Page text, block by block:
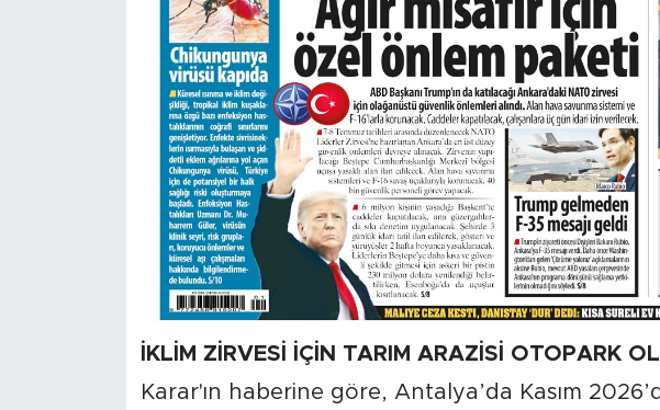
İKLİM ZİRVESİ İÇİN TARIM ARAZİSİ OTOPARK
Karar'ın haberine göre, Antalya’da Kasım